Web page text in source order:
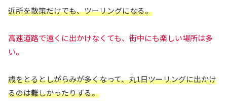
近所を散策だけでも、ツーリングになる。
高速道路で遠くに出かけなくても、街中にも楽しい場所は多
い。
歳をとるとしがらみが多くなって、丸1日ツーリングに出かけ
るのは難しかったりする。